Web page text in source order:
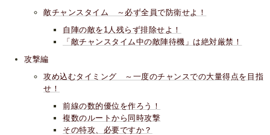
敵チャンスタイム ～必ず全員で防衛せよ！
自陣の敵を1人残らず排除せよ！
「敵チャンスタイム中の敵陣待機」は絶対厳禁！
攻撃編
攻め込むタイミング ～一度のチャンスでの大量得点を目指
せ！
前線の数的優位を作ろう！
複数のルートから同時攻撃
その特攻、必要ですか？